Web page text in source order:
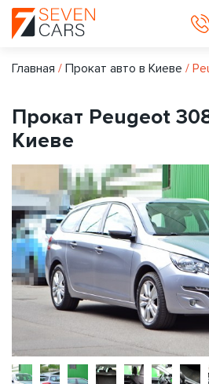
Главная / Прокат авто в Киеве /
Прокат Peugeot
Киеве